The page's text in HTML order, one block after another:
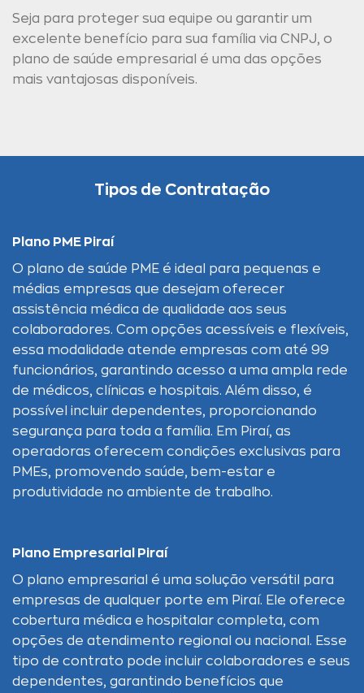
Seja para proteger sua equipe ou garantir um
excelente benefício para sua família via CNPJ, o
plano de saúde empresarial é uma das opções
mais vantajosas disponíveis.
Tipos de Contratação
Plano PME Piraí
O plano de saúde PME é ideal para pequenas e
médias empresas que desejam oferecer
assistência médica de qualidade aos seus
colaboradores. Com opções acessíveis e flexíveis,
essa modalidade atende empresas com até 99
funcionários, garantindo acesso a uma ampla rede
de médicos, clínicas e hospitais. Além disso, é
possível incluir dependentes, proporcionando
segurança para toda a família. Em Piraí, as
operadoras oferecem condições exclusivas para
PMEs, promovendo saúde, bem-estar e
produtividade no ambiente de trabalho.
Plano Empresarial Piraí
O plano empresarial é uma solução versátil para
empresas de qualquer porte em Piraí. Ele oferece
cobertura médica e hospitalar completa, com
opções de atendimento regional ou nacional. Esse
tipo de contrato pode incluir colaboradores e seus
dependentes, garantindo benefícios que